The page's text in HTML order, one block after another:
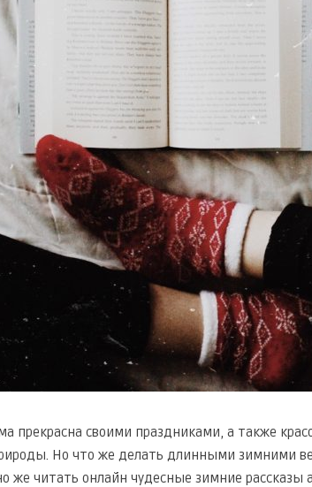
прекрасна своими праздниками, а также
Но что же делать длинными зимними
же читать онлайн чудесные зимние рассказы